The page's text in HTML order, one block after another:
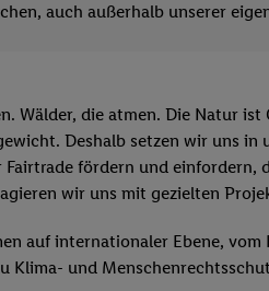
auch außerhalb unserer
Wälder, die atmen. Die Natur
Deshalb setzen wir uns
fördern und
wir uns mit gezielten
auf internationaler Ebene,
Klima- und